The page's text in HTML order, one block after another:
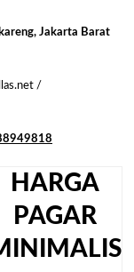
Jakarta Barat
/
HARGA
PAGAR